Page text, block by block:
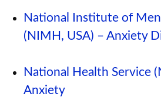
National Institute of
(NIMH, USA) – Anxiety
National Health Service
Anxiety